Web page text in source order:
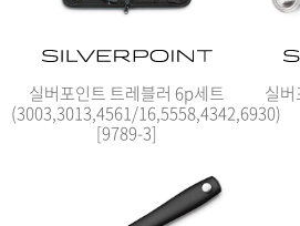
실버포인트 트레블러 6p세트
(3003,3013,4561/16,5558,4342,6930)
[9789-3]
실